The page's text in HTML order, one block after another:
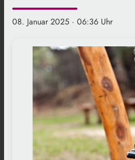
08. Januar 2025 · 06:36 Uhr